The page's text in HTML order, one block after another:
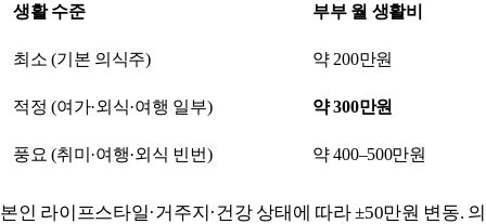
생활 수준 부부 월 생활비
최소 (기본 의식주) 약 200만원
적정 (여가·외식·여행 일부) 약 300만원
풍요 (취미·여행·외식 빈번) 약 400–500만원
본인 라이프스타일·거주지·건강 상태에 따라 ±50만원 변동. 의